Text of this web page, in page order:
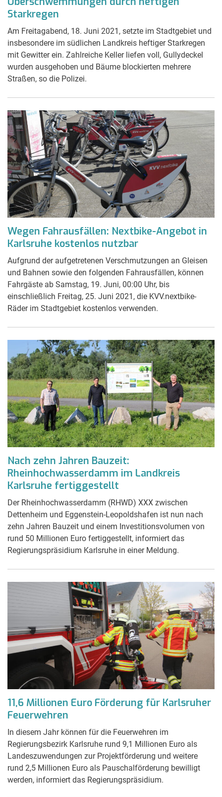
Starkregen
Am Freitagabend, 18. Juni 2021, setzte im Stadtgebiet und
insbesondere im südlichen Landkreis heftiger Starkregen
mit Gewitter ein. Zahlreiche Keller liefen voll, Gullydeckel
wurden ausgehoben und Bäume blockierten mehrere
Straßen, so die Polizei.
Wegen Fahrausfällen: Nextbike-Angebot in
Karlsruhe kostenlos nutzbar
Aufgrund der aufgetretenen Verschmutzungen an Gleisen
und Bahnen sowie den folgenden Fahrausfällen, können
Fahrgäste ab Samstag, 19. Juni, 00:00 Uhr, bis
einschließlich Freitag, 25. Juni 2021, die KVV.nextbike-
Räder im Stadtgebiet kostenlos verwenden.
Nach zehn Jahren Bauzeit:
Rheinhochwasserdamm im Landkreis
Karlsruhe fertiggestellt
Der Rheinhochwasserdamm (RHWD) XXX zwischen
Dettenheim und Eggenstein-Leopoldshafen ist nun nach
zehn Jahren Bauzeit und einem Investitionsvolumen von
rund 50 Millionen Euro fertiggestellt, informiert das
Regierungspräsidium Karlsruhe in einer Meldung.
11,6 Millionen Euro Förderung für Karlsruher
Feuerwehren
In diesem Jahr können für die Feuerwehren im
Regierungsbezirk Karlsruhe rund 9,1 Millionen Euro als
Landeszuwendungen zur Projektförderung und weitere
rund 2,5 Millionen Euro als Pauschalförderung bewilligt
werden, informiert das Regierungspräsidium.